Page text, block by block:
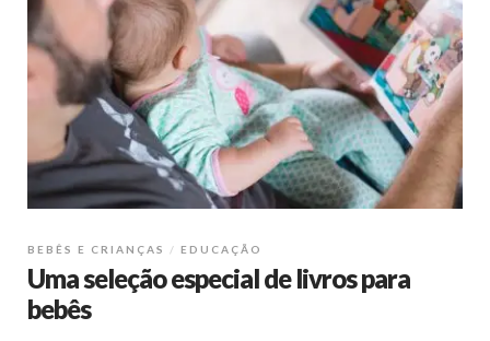
BEBÊS E CRIANÇAS EDUCAÇÃO
Uma seleção especial de livros para
bebês